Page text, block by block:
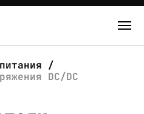
нас
DC/DC